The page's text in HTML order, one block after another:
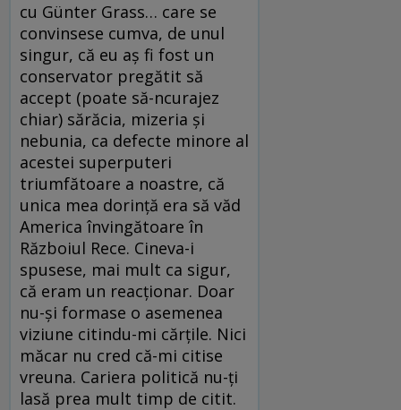
cu Günter Grass… care se
convinsese cumva, de unul
singur, că eu aș fi fost un
conservator pregătit să
accept (poate să-ncurajez
chiar) sărăcia, mizeria și
nebunia, ca defecte minore al
acestei superputeri
triumfătoare a noastre, că
unica mea dorință era să văd
America învingătoare în
Războiul Rece. Cineva-i
spusese, mai mult ca sigur,
că eram un reacționar. Doar
nu-și formase o asemenea
viziune citindu-mi cărțile. Nici
măcar nu cred că-mi citise
vreuna. Cariera politică nu-ți
lasă prea mult timp de citit.